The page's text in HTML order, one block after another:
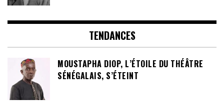
TENDANCES
MOUSTAPHA DIOP, L’ÉTOILE DU THÉÂTRE
SÉNÉGALAIS, S’ÉTEINT